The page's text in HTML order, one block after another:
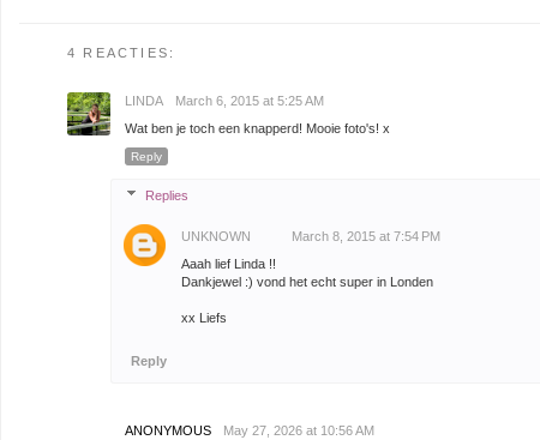
4 REACTIES:
LINDA
March 6, 2015 at 5:25 AM
Wat ben je toch een knapperd! Mooie foto's! x
Reply
Replies
UNKNOWN
March 8, 2015 at 7:54 PM
Aaah lief Linda !!
Dankjewel :) vond het echt super in Londen
xx Liefs
Reply
ANONYMOUS
May 27, 2026 at 10:56 AM